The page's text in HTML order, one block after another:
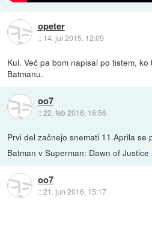
opeter
:: 14. jul 2015, 12:09
Kul. Več pa bom napisal po tistem,
Batmanu.
oo7
::22. feb 2016, 16:56
Prvi del začnejo snemati 11 Aprila se
Batman v Superman: Dawn of Justice
oo7
::21. jun 2016, 15:17